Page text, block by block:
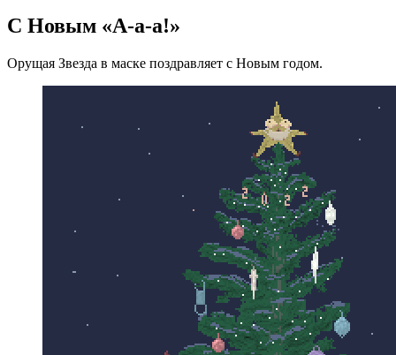
С Новым «А-а-а!»
Орущая Звезда в маске поздравляет с Новым годом.